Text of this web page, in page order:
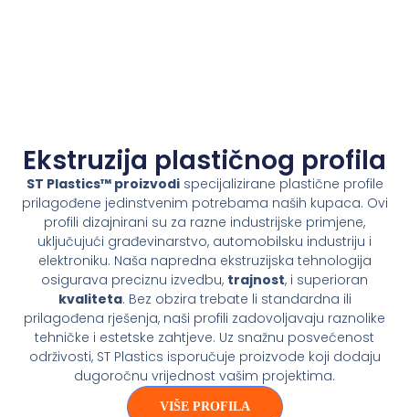
Ekstruzija plastičnog profila
ST Plastics™ proizvodispecijalizirane plastične profile
prilagođene jedinstvenim potrebama naših kupaca. Ovi
profili dizajnirani su za razne industrijske primjene,
uključujući građevinarstvo, automobilsku industriju i
elektroniku. Naša napredna ekstruzijska tehnologija
osigurava preciznu izvedbu, trajnost, i superioran
kvaliteta. Bez obzira trebate li standardna ili
prilagođena rješenja, naši profili zadovoljavaju raznolike
tehničke i estetske zahtjeve. Uz snažnu posvećenost
održivosti, ST Plastics isporučuje proizvode koji dodaju
dugoročnu vrijednost vašim projektima.
VIŠE PROFILA